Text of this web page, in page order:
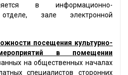
в информационно-
отделе, зале электронной
посещения культурно-
мероприятий в помещении
на общественных началах
специалистов сторонних